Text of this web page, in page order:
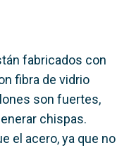
fabricados con
fibra de vidrio
son fuertes,
chispas.
el acero, ya que no